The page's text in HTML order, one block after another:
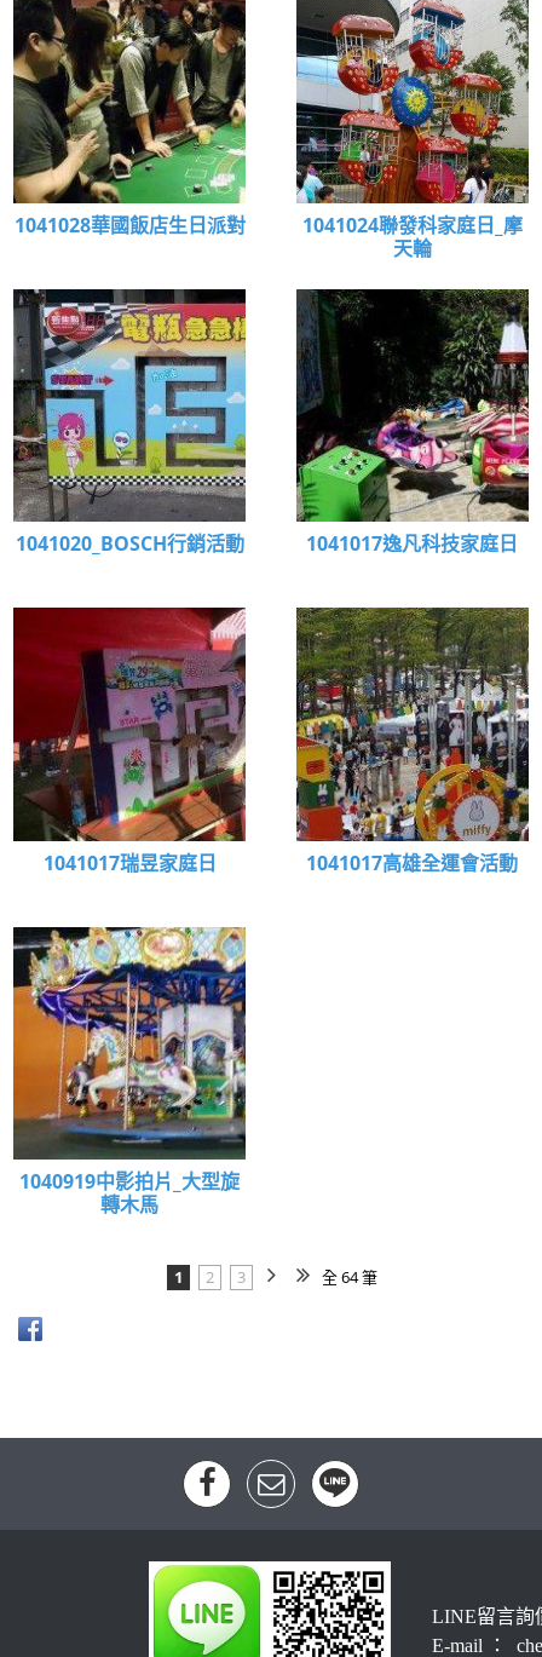
1041028華國飯店生日派對
1041024聯發科家庭日_摩
天輪
1041020_BOSCH行銷活動 1041017逸凡科技家庭日
1041017瑞昱家庭日 1041017高雄全運會活動
1040919中影拍片_大型旋
轉木馬
1 2 3 全 64 筆
LINE留言詢
E-mail ：